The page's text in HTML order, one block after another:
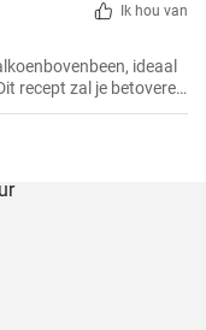
Ik hou van
ideaal
recept zal je betoveren